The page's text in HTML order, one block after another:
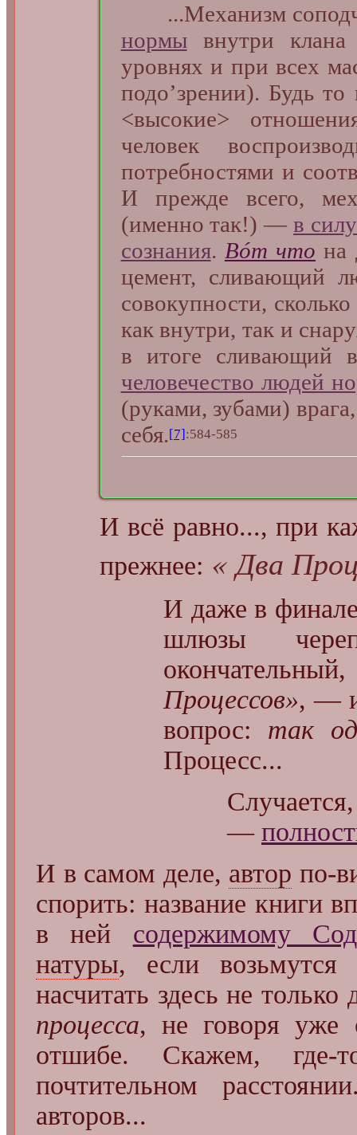
...Механизм
нормывнутри клана
уровнях и при всех
подо’зрении). Будь
<высокие>
человек
потребностями и
И прежде всего,
(именно так!) —в силу
сознания. Вóт что на
цемент, сливающий
совокупности,
как внутри, так и
в итоге сливающий
человечество людей
(руками, зубами)
себя.[7] :584-585
И всё равно..., при
прежнее: « Два
И даже в
шлюзы
Процессов», — и
вопрос: так
Процесс...
—
И в самом деле, автор по-
спорить: название книги
в ней содержимому
натуры, если возьмутся
насчитать здесь не
процесса, не говоря уже
отшибе. Скажем, где-
почтительном
авторов...